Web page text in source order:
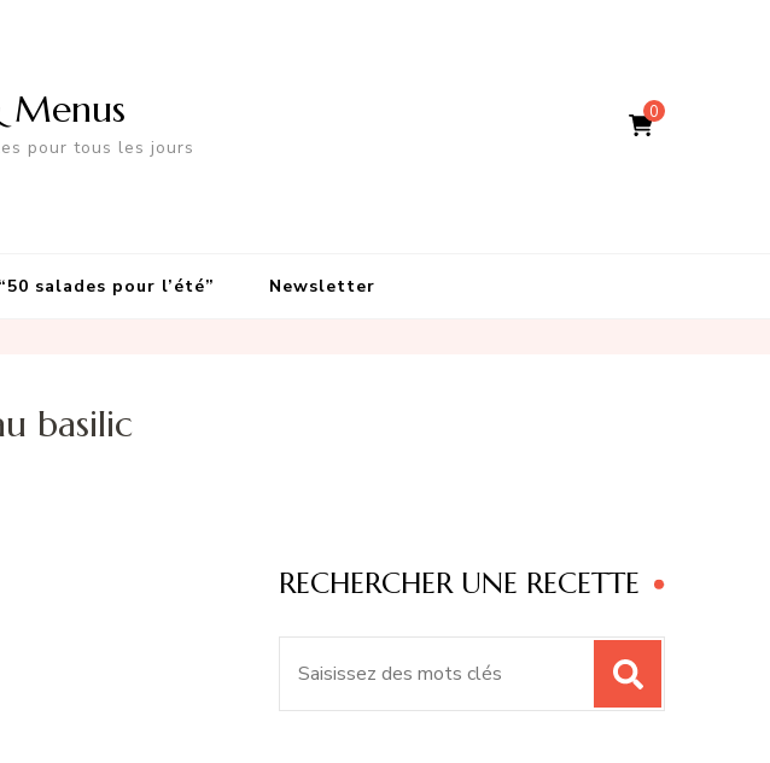
0
Menus
pour tous les jours
salades pour l’été” Newsletter
basilic
RECHERCHER UNE RECETTE